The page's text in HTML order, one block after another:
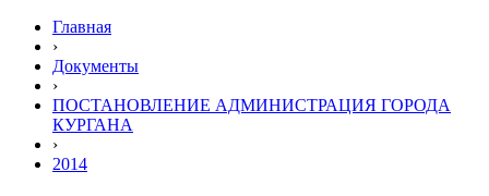
Главная
›
Документы
›
ПОСТАНОВЛЕНИЕ АДМИНИСТРАЦИЯ ГОРОДА
КУРГАНА
›
2014